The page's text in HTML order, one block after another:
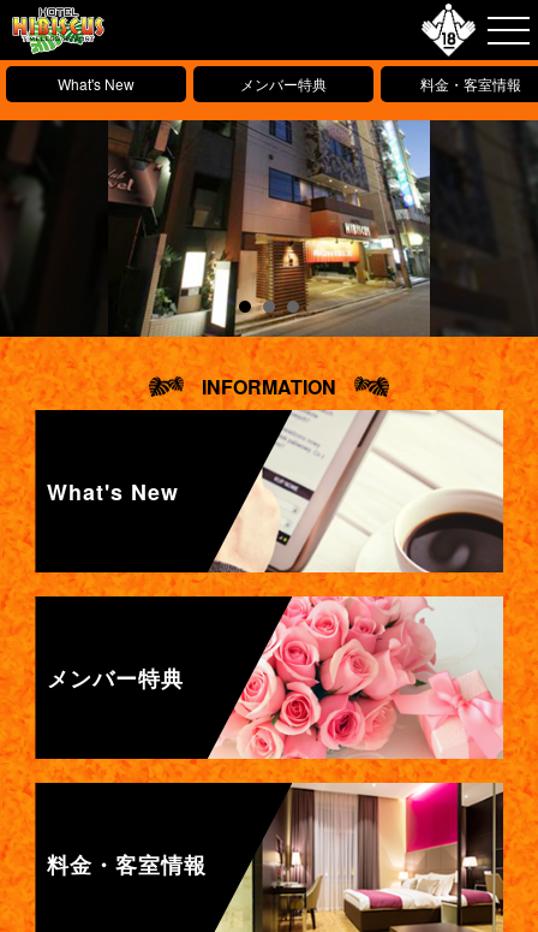
What's New メンバー特典 料金・客室情報
INFORMATION
What's New
メンバー特典
料金・客室情報